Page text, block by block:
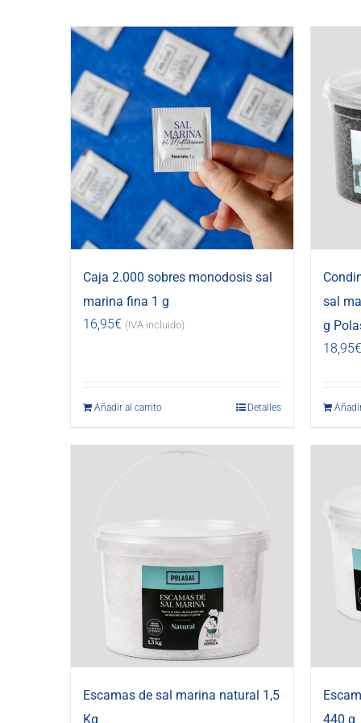
Caja 2.000 sobres monodosis sal
marina fina 1 g
16,95€ (IVA incluido)
Añadir al carrito Detalles
sal
g
18,95€
Escamas de sal marina natural 1,5
Kg
440 g